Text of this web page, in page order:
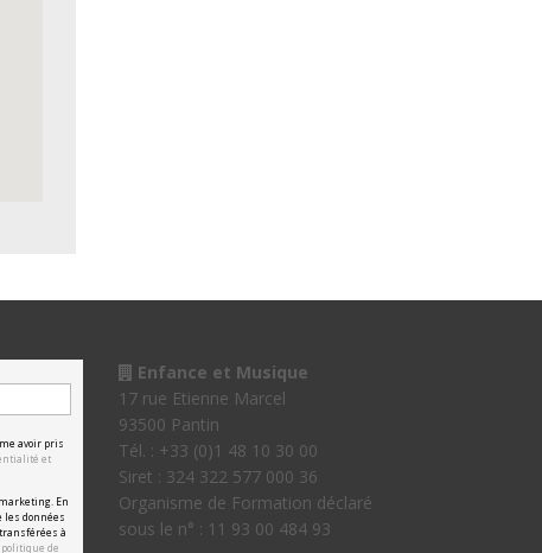
avoir pris
et
En
les données
à
de
Enfance et Musique
17 rue Etienne Marcel
93500 Pantin
Tél. : +33 (0)1 48 10 30 00
Siret : 324 322 577 000 36
Organisme de Formation déclaré
sous le n° : 11 93 00 484 93